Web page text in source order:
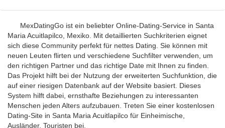
MexDatingGo ist ein beliebter Online-Dating-Service in Santa
Maria Acuitlapilco, Mexiko. Mit detaillierten Suchkriterien eignet
sich diese Community perfekt für nettes Dating. Sie können mit
neuen Leuten flirten und verschiedene Suchfilter verwenden, um
den richtigen Partner und das richtige Date mit Ihnen zu finden.
Das Projekt hilft bei der Nutzung der erweiterten Suchfunktion, die
auf einer riesigen Datenbank auf der Website basiert. Dieses
System hilft dabei, ernsthafte Beziehungen zu interessanten
Menschen jeden Alters aufzubauen. Treten Sie einer kostenlosen
Dating-Site in Santa Maria Acuitlapilco für Einheimische,
Ausländer, Touristen bei.